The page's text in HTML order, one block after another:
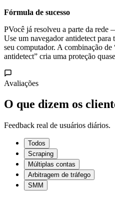
Fórmula de sucesso
PVocê já resolveu a parte da
Use um navegador antidetect para
seu computador. A combinação
antidetect” cria uma proteção
Avaliações
O que dizem os
Feedback real de usuários diários.
Todos
Scraping
Múltiplas contas
Arbitragem de tráfego
SMM